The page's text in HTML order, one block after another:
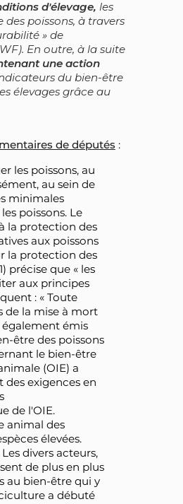
d'élevage, les
poissons, à travers
» de
En outre, à la suite
une action
du bien-être
élevages grâce au
de députés:
les poissons, au
au sein de
minimales
poissons. Le
la protection des
aux poissons
la protection des
précise que « les
aux principes
: « Toute
de la mise à mort
émis
être des poissons
le bien-être
(OIE) a
des exigences en
de l'OIE.
animal des
élevées.
divers acteurs,
de plus en plus
au bien-être qui y
a débuté